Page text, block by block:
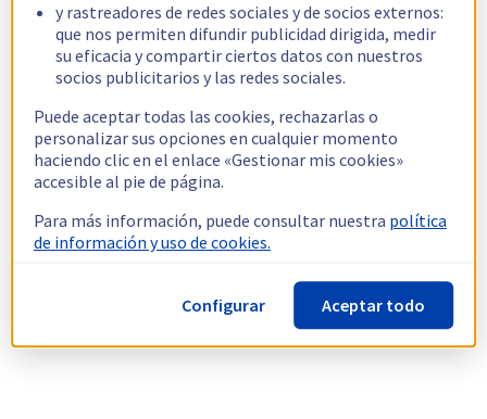
y rastreadores de redes sociales y de socios externos:
que nos permiten difundir publicidad dirigida, medir
su eficacia y compartir ciertos datos con nuestros
socios publicitarios y las redes sociales.
Puede aceptar todas las cookies, rechazarlas o
personalizar sus opciones en cualquier momento
haciendo clic en el enlace «Gestionar mis cookies»
accesible al pie de página.
Para más información, puede consultar nuestra política
de información y uso de cookies.
Configurar Aceptar todo